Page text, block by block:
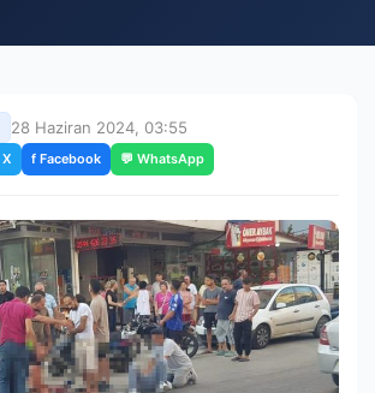
28 Haziran 2024, 03:55
f Facebook 💬 WhatsApp